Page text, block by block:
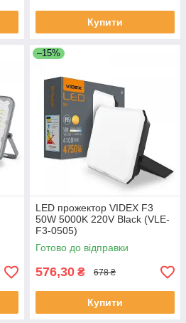
Купити
–15%
LED прожектор VIDEX F3
50W 5000K 220V Black (VLE-
F3-0505)
Готово до відправки
576,30 ₴ 678 ₴
Купити